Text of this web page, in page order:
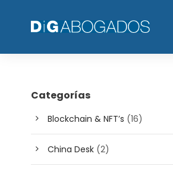
Categorías
Blockchain & NFT’s (16)
China Desk (2)